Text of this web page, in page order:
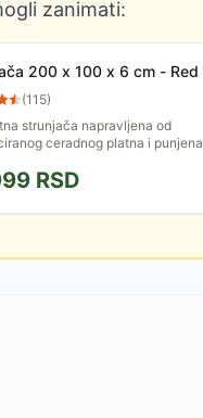
zanimati:
200 x 100 x 6 cm - Red
(115)
strunjača napravljena od
ceradnog platna i punjena
pronašla u borilačkim...
RSD